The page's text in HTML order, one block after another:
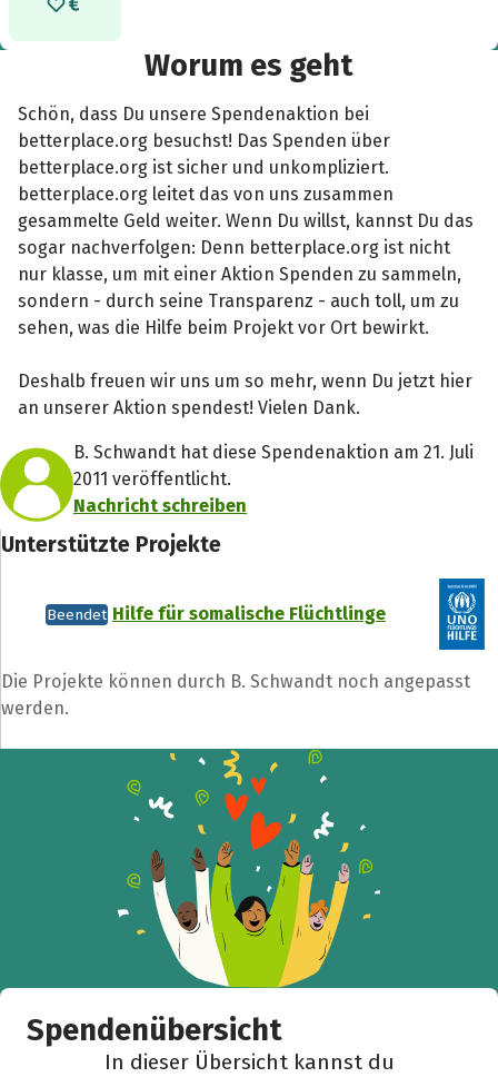
Worum es geht
Schön, dass Du unsere Spendenaktion bei
betterplace.org besuchst! Das Spenden über
betterplace.org ist sicher und unkompliziert.
betterplace.org leitet das von uns zusammen
gesammelte Geld weiter. Wenn Du willst, kannst Du das
sogar nachverfolgen: Denn betterplace.org ist nicht
nur klasse, um mit einer Aktion Spenden zu sammeln,
sondern - durch seine Transparenz - auch toll, um zu
sehen, was die Hilfe beim Projekt vor Ort bewirkt.
Deshalb freuen wir uns um so mehr, wenn Du jetzt hier
an unserer Aktion spendest! Vielen Dank.
B. Schwandt hat diese Spendenaktion am 21. Juli
2011 veröffentlicht.
Nachricht schreiben
Unterstützte Projekte
Beendet Hilfe für somalische Flüchtlinge
Die Projekte können durch B. Schwandt noch angepasst
werden.
Spendenübersicht
In dieser Übersicht kannst du